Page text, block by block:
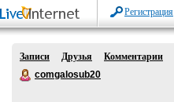
Регистрация
Записи Друзья
Комментарии
comgalosub20